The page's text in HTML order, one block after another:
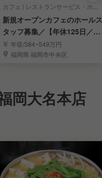
カフェ | レストランサービス・ホールスタッフ
新規オープンカフェのホールス
タッフ募集／【年休125日／完
全週休2日制】
年収/384~549万円
福岡県 福岡市中央区
岡大名本店